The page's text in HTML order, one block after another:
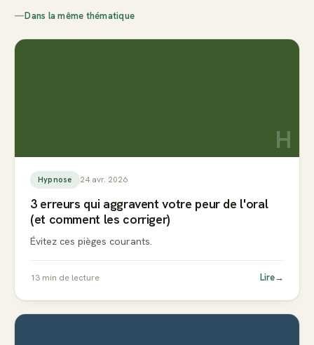
—Dans la même thématique
H
Hypnose 24 avr. 2026
3 erreurs qui aggravent votre peur de l'oral
(et comment les corriger)
Évitez ces pièges courants.
13 min de lecture Lire→